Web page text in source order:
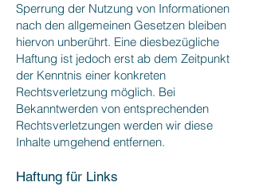
Sperrung der Nutzung von Informationen
nach den allgemeinen Gesetzen bleiben
hiervon unberührt. Eine diesbezügliche
Haftung ist jedoch erst ab dem Zeitpunkt
der Kenntnis einer konkreten
Rechtsverletzung möglich. Bei
Bekanntwerden von entsprechenden
Rechtsverletzungen werden wir diese
Inhalte umgehend entfernen.
Haftung für Links